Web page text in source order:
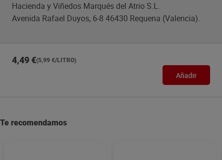
Hacienda y Viñedos Marqués del Atrio S.L.
Avenida Rafael Duyos, 6-8 46430 Requena (Valencia).
4,49 €(5,99 €/LITRO)
Añadir
Te recomendamos